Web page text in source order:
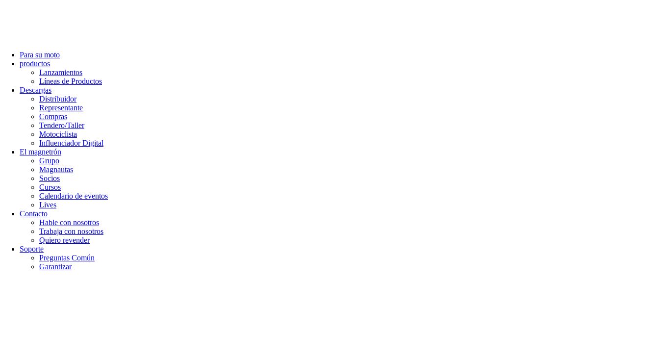
Para su moto
productos
Lanzamientos
Líneas de Productos
Descargas
Distribuidor
Representante
Compras
Tendero/Taller
Motociclista
Influenciador Digital
El magnetrón
Grupo
Magnautas
Socios
Cursos
Calendario de eventos
Lives
Contacto
Hable con nosotros
Trabaja con nosotros
Quiero revender
Soporte
Preguntas Común
Garantizar